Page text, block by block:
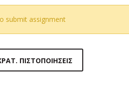
submit assignment
ΠΙΣΤΟΠΟΙΉΣΕΙΣ